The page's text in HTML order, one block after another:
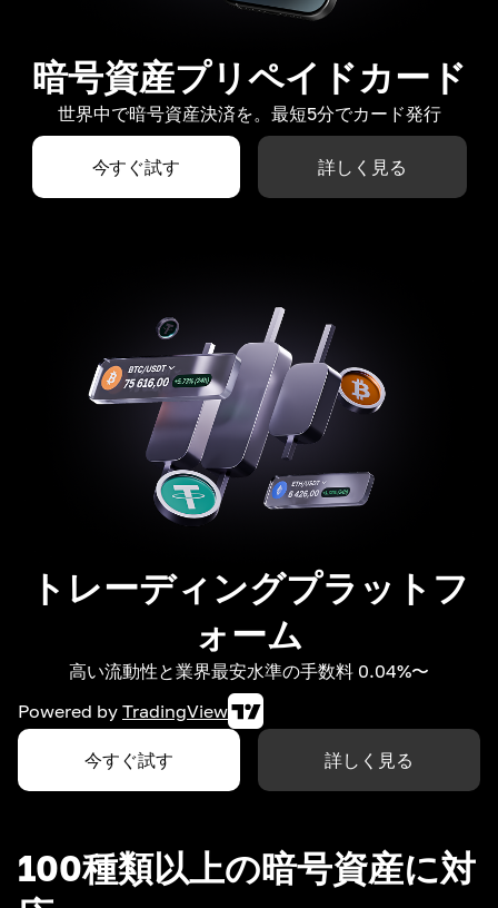
暗号資産プリペイドカード
世界中で暗号資産決済を。最短5分でカード発行
今すぐ試す 詳しく見る
トレーディングプラットフ
ォーム
高い流動性と業界最安水準の手数料 0.04%〜
Powered by TradingView
今すぐ試す 詳しく見る
100種類以上の暗号資産に対